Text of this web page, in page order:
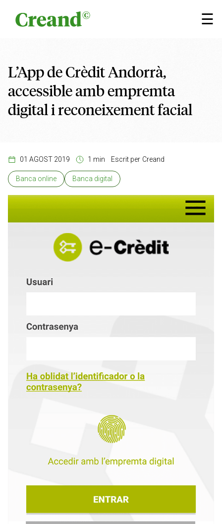
☰
×
L’App de Crèdit Andorrà,
accessible amb empremta
digital i reconeixement facial
01 AGOST 2019 1 min Escrit per Creand
Banca online Banca digital